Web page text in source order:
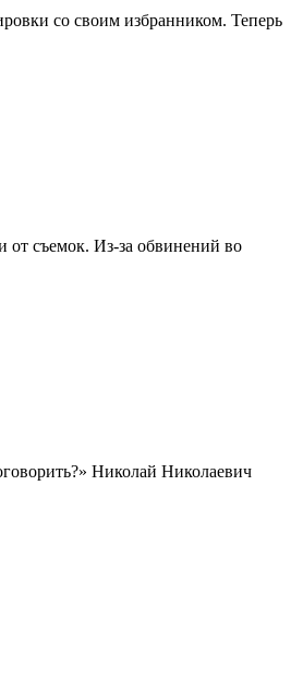
со своим избранником. Теперь
от съемок. Из-за обвинений во
Николай Николаевич